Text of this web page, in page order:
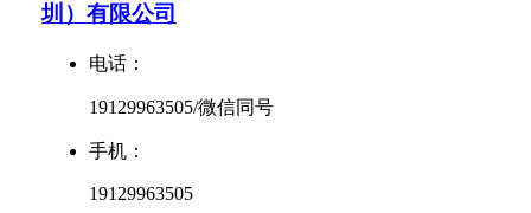
圳）有限公司
电话：
19129963505/微信同号
手机：
19129963505